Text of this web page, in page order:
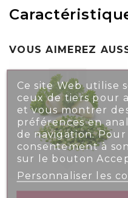
VOUS AIMEREZ
Ce site Web utilise
ceux de tiers pour
et vous montrer
préférences en
de navigation.
consentement à
sur le bouton
Personnaliser les